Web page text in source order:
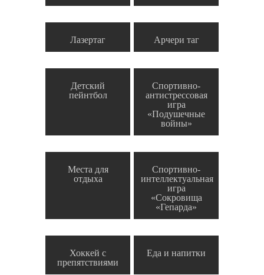
Лазертаг Арчери таг
Детский
пейнтбол
Спортивно-
антистрессовая
игра
«Подушечные
войны»
Места для
отдыха
Спортивно-
интеллектуальная
игра
«Сокровища
«Гепарда»
Хоккей с
препятствиями
Еда и напитки